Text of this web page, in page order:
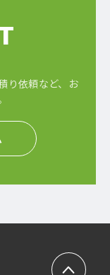
依頼など、
お